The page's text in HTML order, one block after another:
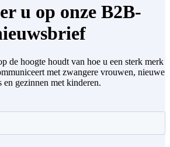
u op onze B2B-
de hoogte houdt van hoe u een sterk merk
met zwangere vrouwen, nieuwe
en gezinnen met kinderen.